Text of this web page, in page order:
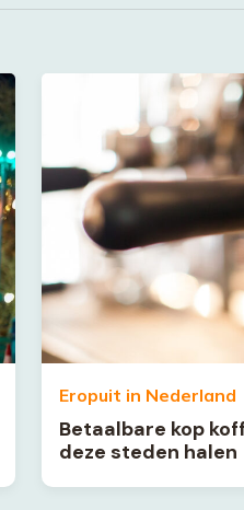
Eropuit in Nederland
Betaalbare kop
deze steden halen